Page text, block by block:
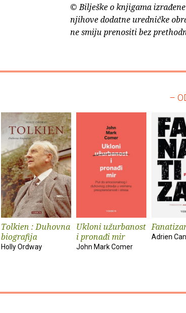
© Bilješke o knjigama
njihove dodatne uredničke
ne smiju prenositi bez
–
Tolkien : Duhovna
biografija
Holly Ordway
Ukloni užurbanost
i pronađi mir
John Mark Comer
Adrien